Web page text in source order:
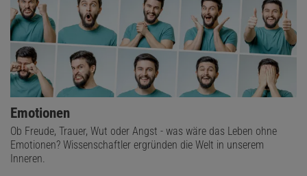
Emotionen
Ob Freude, Trauer, Wut oder Angst - was wäre das Leben ohne
Emotionen? Wissenschaftler ergründen die Welt in unserem
Inneren.